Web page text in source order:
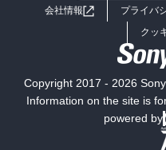
ミステリー
会社情報 プライバ
クッ
Copyright 2017 - 2026
Information on the site is
powered by